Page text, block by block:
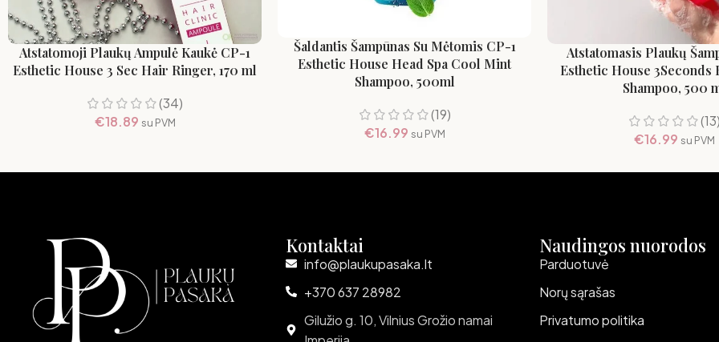
Atstatomoji Plaukų Ampulė Kaukė CP-1
Esthetic House 3 Sec Hair Ringer, 170 ml
(34)
€18.89 su PVM
Šaldantis Šampūnas Su Mėtomis CP-1
Esthetic House Head Spa Cool Mint
Shampoo, 500ml
(19)
€16.99 su PVM
Atstatomasis Plaukų
Esthetic House
Shampoo, 500
€16.99 su PVM
Kontaktai
info@plaukupasaka.lt
+370 637 28982
Gilužio g. 10, Vilnius Grožio namai
Naudingos nuorodos
Parduotuvė
Norų sąrašas
Privatumo politika